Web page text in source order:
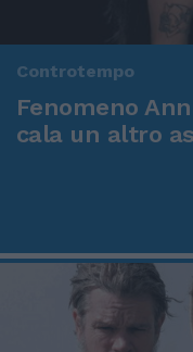
Controtempo
Fenomeno
cala un altro